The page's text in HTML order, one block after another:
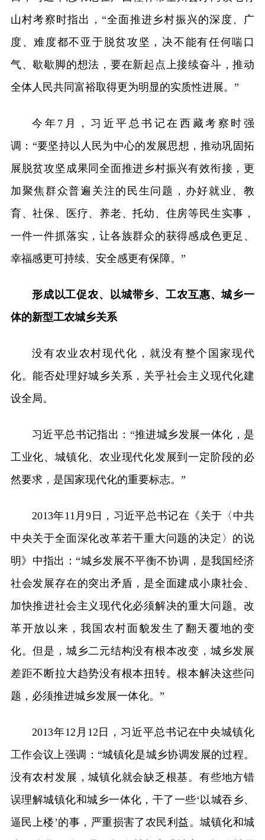
山村考察时指出，“全面推进乡村振兴的深度、广
度、难度都不亚于脱贫攻坚，决不能有任何喘口
气、歇歇脚的想法，要在新起点上接续奋斗，推动
全体人民共同富裕取得更为明显的实质性进展。”
今年7月，习近平总书记在西藏考察时强
调：“要坚持以人民为中心的发展思想，推动巩固拓
展脱贫攻坚成果同全面推进乡村振兴有效衔接，更
加聚焦群众普遍关注的民生问题，办好就业、教
育、社保、医疗、养老、托幼、住房等民生实事，
一件一件抓落实，让各族群众的获得感成色更足、
幸福感更可持续、安全感更有保障。”
形成以工促农、以城带乡、工农互惠、城乡一
体的新型工农城乡关系
没有农业农村现代化，就没有整个国家现代
化。能否处理好城乡关系，关乎社会主义现代化建
设全局。
习近平总书记指出：“推进城乡发展一体化，是
工业化、城镇化、农业现代化发展到一定阶段的必
然要求，是国家现代化的重要标志。”
2013年11月9日，习近平总书记在《关于〈中共
中央关于全面深化改革若干重大问题的决定〉的说
明》中指出：“城乡发展不平衡不协调，是我国经济
社会发展存在的突出矛盾，是全面建成小康社会、
加快推进社会主义现代化必须解决的重大问题。改
革开放以来，我国农村面貌发生了翻天覆地的变
化。但是，城乡二元结构没有根本改变，城乡发展
差距不断拉大趋势没有根本扭转。根本解决这些问
题，必须推进城乡发展一体化。”
2013年12月12日，习近平总书记在中央城镇化
工作会议上强调：“城镇化是城乡协调发展的过程。
没有农村发展，城镇化就会缺乏根基。有些地方错
误理解城镇化和城乡一体化，干了一些‘以城吞乡、
逼民上楼’的事，严重损害了农民利益。城镇化和城